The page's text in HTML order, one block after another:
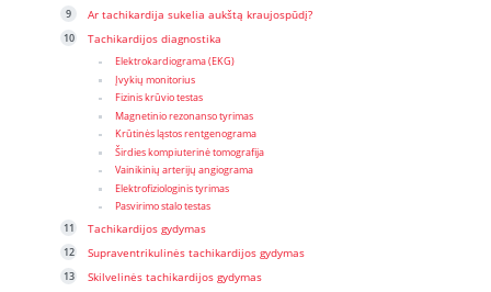
Ar tachikardija sukelia aukštą kraujospūdį?
Tachikardijos diagnostika
Elektrokardiograma (EKG)
Įvykių monitorius
Fizinis krūvio testas
Magnetinio rezonanso tyrimas
Krūtinės ląstos rentgenograma
Širdies kompiuterinė tomografija
Vainikinių arterijų angiograma
Elektrofiziologinis tyrimas
Pasvirimo stalo testas
Tachikardijos gydymas
Supraventrikulinės tachikardijos gydymas
Skilvelinės tachikardijos gydymas